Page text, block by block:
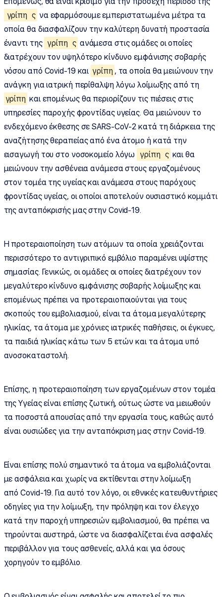
γρίπη ς να εφαρμόσουμε εμπεριστατωμένα μέτρα τα
οποία θα διασφαλίζουν την καλύτερη δυνατή προστασία
έναντι της γρίπη ς ανάμεσα στις ομάδες οι οποίες
διατρέχουν τον υψηλότερο κίνδυνο εμφάνισης σοβαρής
νόσου από Covid-19 και γρίπη , τα οποία θα μειώνουν την
ανάγκη για ιατρική περίθαλψη λόγω λοίμωξης από τη
γρίπη και επομένως θα περιορίζουν τις πιέσεις στις
υπηρεσίες παροχής φροντίδας υγείας. Θα μειώνουν το
ενδεχόμενο έκθεσης σε SARS-CoV-2 κατά τη διάρκεια της
αναζήτησης θεραπείας από ένα άτομο ή κατά την
εισαγωγή του στο νοσοκομείο λόγω
γρίπη ς και θα
μειώνουν την ασθένεια ανάμεσα στους εργαζομένους
στον τομέα της υγείας και ανάμεσα στους παρόχους
φροντίδας υγείας, οι οποίοι αποτελούν ουσιαστικό κομμάτι
της ανταπόκρισής μας στην Covid-19.
Η προτεραιοποίηση των ατόμων τα οποία χρειάζονται
περισσότερο το αντιγριπικό εμβόλιο παραμένει υψίστης
σημασίας. Γενικώς, οι ομάδες οι οποίες διατρέχουν τον
μεγαλύτερο κίνδυνο εμφάνισης σοβαρής λοίμωξης και
επομένως πρέπει να προτεραιοποιούνται για τους
σκοπούς του εμβολιασμού, είναι τα άτομα μεγαλύτερης
ηλικίας, τα άτομα με χρόνιες ιατρικές παθήσεις, οι έγκυες,
τα παιδιά ηλικίας κάτω των 5 ετών και τα άτομα υπό
ανοσοκαταστολή.
Επίσης, η προτεραιοποίηση των εργαζομένων στον τομέα
της Υγείας είναι επίσης ζωτική, ούτως ώστε να μειωθούν
τα ποσοστά απουσίας από την εργασία τους, καθώς αυτό
είναι ουσιώδες για την ανταπόκριση μας στην Covid-19.
Είναι επίσης πολύ σημαντικό τα άτομα να εμβολιάζονται
με ασφάλεια και χωρίς να εκτίθενται στην λοίμωξη
από Covid-19. Για αυτό τον λόγο, οι εθνικές κατευθυντήριες
οδηγίες για την λοίμωξη, την πρόληψη και τον έλεγχο
κατά την παροχή υπηρεσιών εμβολιασμού, θα πρέπει να
τηρούνται αυστηρά, ώστε να διασφαλίζεται ένα ασφαλές
περιβάλλον για τους ασθενείς, αλλά και για όσους
χορηγούν το εμβόλιο.